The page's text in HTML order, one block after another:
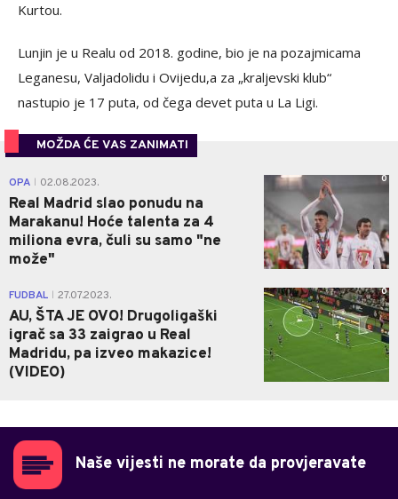
Kurtou.
Lunjin je u Realu od 2018. godine, bio je na pozajmicama
Leganesu, Valjadolidu i Ovijedu,a za „kraljevski klub“
nastupio je 17 puta, od čega devet puta u La Ligi.
MOŽDA ĆE VAS ZANIMATI
OPA 02.08.2023.
Real Madrid slao ponudu na
Marakanu! Hoće talenta za 4
miliona evra, čuli su samo "ne
može"
0
FUDBAL 27.07.2023.
AU, ŠTA JE OVO! Drugoligaški
igrač sa 33 zaigrao u Real
Madridu, pa izveo makazice!
(VIDEO)
0
Naše vijesti ne morate da provjeravate